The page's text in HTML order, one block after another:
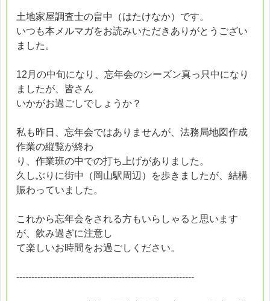
土地家屋調査士の畠中（はたけなか）です。
いつも本メルマガをお読みいただきありがとうござい
ました。
12月の中旬になり、忘年会のシーズン真っ只中になり
ましたが、皆さん
いかがお過ごしでしょうか？
私も昨日、忘年会ではありませんが、法務局地図作成
作業の縦覧が終わ
り、作業班の中での打ち上げがありました。
久しぶりに街中（岡山駅周辺）を歩きましたが、結構
賑わっていました。
これから忘年会をされる方もいらしゃると思います
が、飲み過ぎに注意し
て楽しいお時間をお過ごしください。
-----------------------------------------------------------